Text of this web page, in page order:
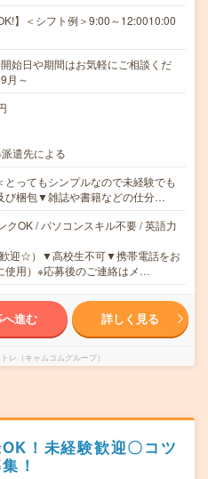
】＜シフト例＞9:00～12:0010:00
日や期間はお気軽にご相談くだ
月～
遣先による
とってもシンプルなので未経験でも
び梱包▼雑誌や書籍などの仕分…
クOK / パソコンスキル不要 / 英語力
迎☆）▼高校生不可▼携帯電話をお
使用）※応募後のご連絡はメ…
へ進む 詳しく見る
レ（キャムコムグループ）
！未経験歓迎〇コツ
！